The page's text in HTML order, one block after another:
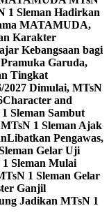
1 Sleman Hadirkan
MATAMUDA,
Karakter
Kebangsaan bagi
Garuda,
Tingkat
Dimulai, MTsN
Character and
Sleman Sambut
1 Sleman Ajak
Libatkan Pengawas,
Gelar Uji
Sleman Mulai
1 Sleman Gelar
Ganjil
Jadikan MTsN 1